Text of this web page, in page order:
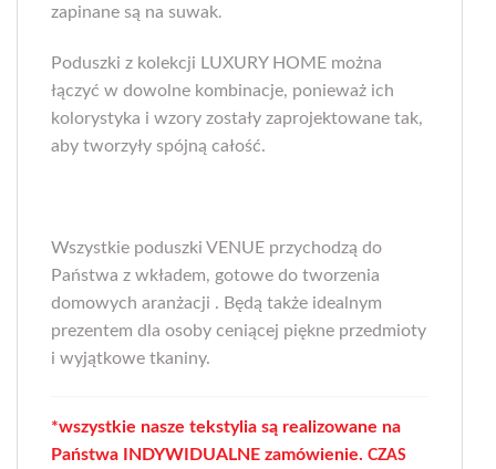
zapinane są na suwak.
Poduszki z kolekcji LUXURY HOME można
łączyć w dowolne kombinacje, ponieważ ich
kolorystyka i wzory zostały zaprojektowane tak,
aby tworzyły spójną całość.
Wszystkie poduszki VENUE przychodzą do
Państwa z wkładem, gotowe do tworzenia
domowych aranżacji . Będą także idealnym
prezentem dla osoby ceniącej piękne przedmioty
i wyjątkowe tkaniny.
*wszystkie nasze tekstylia są realizowane na
Państwa INDYWIDUALNE zamówienie. CZAS